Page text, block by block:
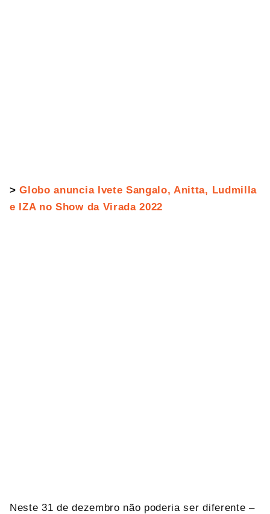
>Globo anuncia Ivete Sangalo, Anitta, Ludmilla
e IZA no Show da Virada 2022
Neste 31 de dezembro não poderia ser diferente –